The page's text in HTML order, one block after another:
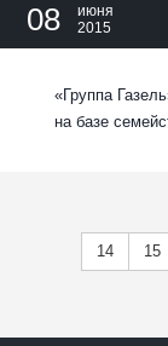
08
июня
2015
«Группа
на базе
14 15